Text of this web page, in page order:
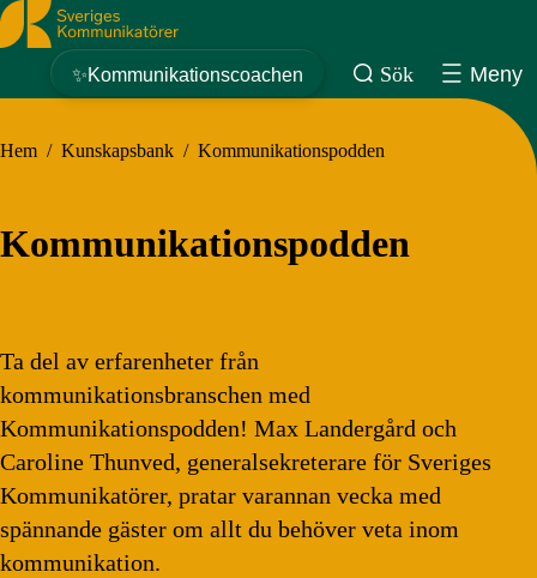
Sveriges Kommunikatörer
✨Kommunikationscoachen Sök Meny
Hem / Kunskapsbank / Kommunikationspodden
Kommunikationspodden
Ta del av erfarenheter från
kommunikationsbranschen med
Kommunikationspodden! Max Landergård och
Caroline Thunved, generalsekreterare för Sveriges
Kommunikatörer, pratar varannan vecka med
spännande gäster om allt du behöver veta inom
kommunikation.